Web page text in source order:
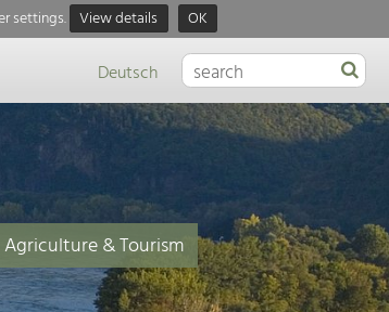
settings. View details OK
Deutsch
Agriculture & Tourism